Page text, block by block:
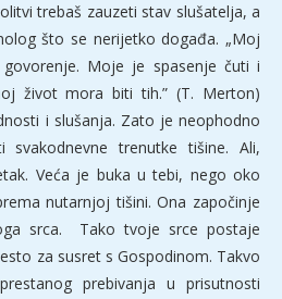
trebaš zauzeti stav slušatelja, a
što se nerijetko događa. „Moj
Moje je spasenje čuti i
život mora biti tih.” (T. Merton)
i slušanja. Zato je neophodno
trenutke tišine. Ali,
Veća je buka u tebi, nego oko
nutarnjoj tišini. Ona započinje
srca. Tako tvoje srce postaje
za susret s Gospodinom. Takvo
prebivanja u prisutnosti